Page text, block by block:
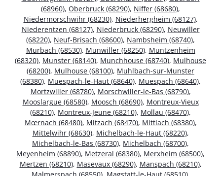
(68960), Oberbruck (68290), Niffer (68680),
Niedermorschwihr (68230), Niederhergheim (68127),
Niederentzen (68127), Niederbruck (68290), Neuwiller
(68220), Neuf-Brisach (68600), Nambsheim (68740),
Murbach (68530), Munwiller (68250), Muntzenheim
(68320), Munster (68140), Munchhouse (68740), Mulhouse
(68200), Mulhouse (68100), Muhlbach-sur-Munster
(68380), Muespach-le-Haut (68640), Muespach (68640),
Mortzwiller (68780), Morschwiller-le-Bas (68790),
Mooslargue (68580), Moosch (68690), Montreux-Vieux
(68210), Montreux-Jeune (68210), Mollau (68470),
Mœrnach (68480), Mitzach (68470), Mittlach (68380),
Mittelwihr (68630), Michelbach-le-Haut (68220),
Michelbach-le-Bas (68730), Michelbach (68700),
Meyenheim (68890), Metzeral (68380), Merxheim (68500),
Mertzen (68210), Masevaux (68290), Manspach (68210),